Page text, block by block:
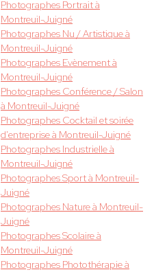
Photographes Portrait à
Montreuil-Juigné
Photographes Nu / Artistique à
Montreuil-Juigné
Photographes Evènement à
Montreuil-Juigné
Photographes Conférence / Salon
à Montreuil-Juigné
Photographes Cocktail et soirée
d'entreprise à Montreuil-Juigné
Photographes Industrielle à
Montreuil-Juigné
Photographes Sport à Montreuil-
Juigné
Photographes Nature à Montreuil-
Juigné
Photographes Scolaire à
Montreuil-Juigné
Photographes Photothérapie à